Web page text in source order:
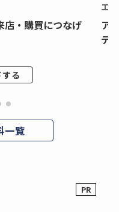
店・購買につなげ
る
エ
ア
デ
一覧